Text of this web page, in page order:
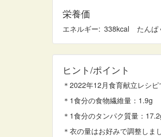
栄養価
エネルギー 338 たんぱ
ヒント/ポイント
＊2022年12月食育献立レシピ
＊1食分の食物繊維量：1.9g
＊1食分のタンパク質量：
＊衣の量はお好みで調整しま